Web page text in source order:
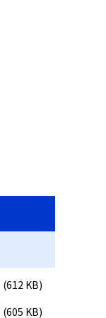
(612 KB)
(605 KB)